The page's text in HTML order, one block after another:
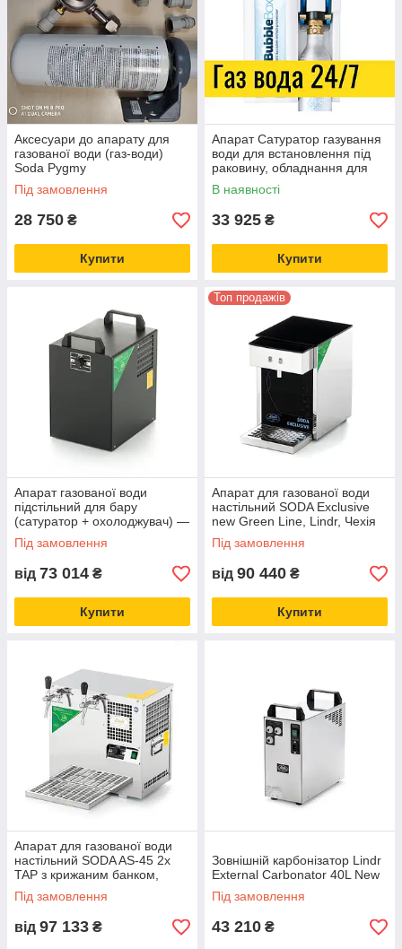
Аксесуари до апарату для
газованої води (газ-води)
Soda Pygmy
Під замовлення
28 750 ₴
Купити
Апарат Сатуратор газування
води для встановлення під
раковину, обладнання для
барів, краще, ніж
СОДАСТРІМ
В наявності
33 925 ₴
Купити
Апарат газованої води
підстільний для бару
(сатуратор + охолоджувач) —
25 л/год — SODA PYGMY
GREEN LINE, Lindr, Чехія
Під замовлення
від 73 014 ₴
Купити
Топ продажів
Апарат для газованої води
настільний SODA Exclusive
new Green Line, Lindr, Чехія
Під замовлення
від 90 440 ₴
Купити
Апарат для газованої води
настільний SODA AS-45 2x
TAP з крижаним банком,
Lindr, Чехія
Під замовлення
від 97 133 ₴
Зовнішній карбонізатор Lindr
External Carbonator 40L New
Під замовлення
43 210 ₴